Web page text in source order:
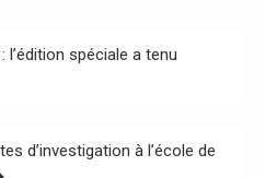
l’édition spéciale a tenu
d’investigation à l’école de